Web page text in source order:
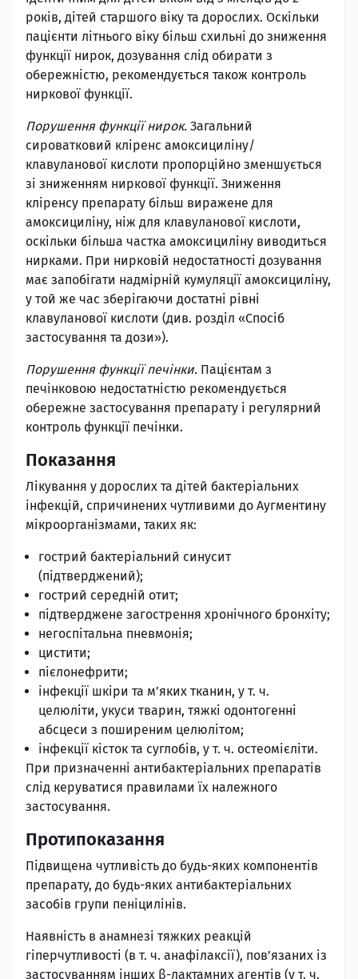
років, дітей старшого віку та дорослих. Оскільки
пацієнти літнього віку більш схильні до зниження
функції нирок, дозування слід обирати з
обережністю, рекомендується також контроль
ниркової функції.
Порушення функції нирок. Загальний
сироватковий кліренс амоксициліну/
клавуланової кислоти пропорційно зменшується
зі зниженням ниркової функції. Зниження
кліренсу препарату більш виражене для
амоксициліну, ніж для клавуланової кислоти,
оскільки більша частка амоксициліну виводиться
нирками. При нирковій недостатності дозування
має запобігати надмірній кумуляції амоксициліну,
у той же час зберігаючи достатні рівні
клавуланової кислоти (див. розділ «Спосіб
застосування та дози»).
Порушення функції печінки. Пацієнтам з
печінковою недостатністю рекомендується
обережне застосування препарату і регулярний
контроль функції печінки.
Показання
Лікування у дорослих та дітей бактеріальних
інфекцій, спричинених чутливими до Аугментину
мікроорганізмами, таких як:
гострий бактеріальний синусит
(підтверджений);
гострий середній отит;
підтверджене загострення хронічного бронхіту;
негоспітальна пневмонія;
цистити;
пієлонефрити;
інфекції шкіри та м’яких тканин, у т. ч.
целюліти, укуси тварин, тяжкі одонтогенні
абсцеси з поширеним целюлітом;
інфекції кісток та суглобів, у т. ч. остеомієліти.
При призначенні антибактеріальних препаратів
слід керуватися правилами їх належного
застосування.
Протипоказання
Підвищена чутливість до будь-яких компонентів
препарату, до будь-яких антибактеріальних
засобів групи пеніцилінів.
Наявність в анамнезі тяжких реакцій
гіперчутливості (в т. ч. анафілаксії), пов’язаних із
застосуванням інших β-лактамних агентів (у т. ч.